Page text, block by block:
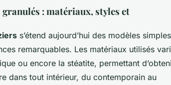
: matériaux, styles et
s’étend aujourd’hui des modèles simples
remarquables. Les matériaux utilisés
ou encore la stéatite, permettant
dans tout intérieur, du contemporain au